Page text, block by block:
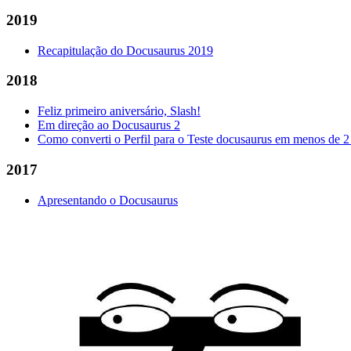
2019
Recapitulação do Docusaurus 2019
2018
Feliz primeiro aniversário, Slash!
Em direção ao Docusaurus 2
Como converti o Perfil para o Teste docusaurus em menos de
2017
Apresentando o Docusaurus